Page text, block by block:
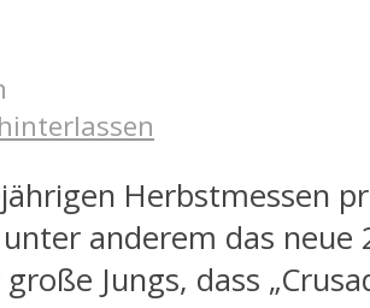
Herbstmessen
anderem das neue
Jungs, dass